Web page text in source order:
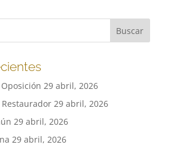
29 abril, 2026
Restaurador 29 abril, 2026
29 abril, 2026
29 abril, 2026